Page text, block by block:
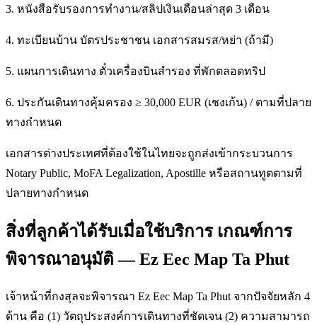
3. หนังสือรับรองการทำงาน/สลิปเงินเดือนล่าสุด 3 เดือน
4. ทะเบียนบ้าน บัตรประชาชน เอกสารสมรส/หย่า (ถ้ามี)
5. แผนการเดินทาง ตั๋วเครื่องบินสำรอง ที่พักตลอดทริป
6. ประกันเดินทางคุ้มครอง ≥ 30,000 EUR (เชงเก้น) / ตามที่ปลาย
ทางกำหนด
เอกสารต่างประเทศที่ต้องใช้ในไทยจะถูกส่งเข้ากระบวนการ
Notary Public, MoFA Legalization, Apostille หรือสถานทูตตามที่
ปลายทางกำหนด
สิ่งที่ลูกค้าได้รับเมื่อใช้บริการ เกณฑ์การ
พิจารณาอนุมัติ — Ez Eec Map Ta Phut
เจ้าหน้าที่กงสุลจะพิจารณา Ez Eec Map Ta Phut จากปัจจัยหลัก 4
ด้าน คือ (1) วัตถุประสงค์การเดินทางที่ชัดเจน (2) ความสามารถ